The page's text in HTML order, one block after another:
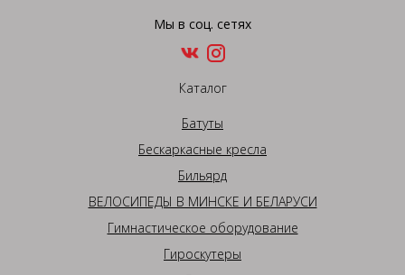
Мы в соц. сетях
Каталог
Батуты
Бескаркасные кресла
Бильярд
ВЕЛОСИПЕДЫ В МИНСКЕ И БЕЛАРУСИ
Гимнастическое оборудование
Гироскутеры